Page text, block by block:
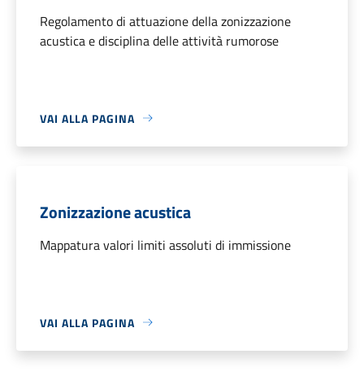
Regolamento di attuazione della zonizzazione
acustica e disciplina delle attività rumorose
VAI ALLA PAGINA
Zonizzazione acustica
Mappatura valori limiti assoluti di immissione
VAI ALLA PAGINA